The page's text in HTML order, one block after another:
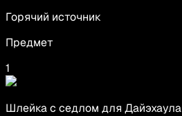
Горячий источник
Предмет
1
Шлейка с седлом для Дайэхаула